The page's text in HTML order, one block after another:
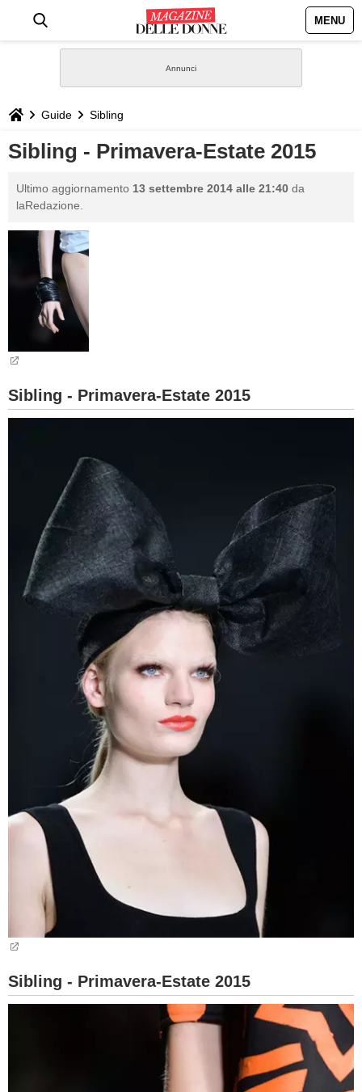
MENU
STILE
BIOGRAFIE
GASTRONOMIA
CAPELLI
SESSO
BAMBINO
FORUM
Guide Sibling
Sibling - Primavera-Estate 2015
Ultimo aggiornamento 13 settembre 2014 alle 21:40 da
laRedazione.
Sibling - Primavera-Estate 2015
Sibling - Primavera-Estate 2015